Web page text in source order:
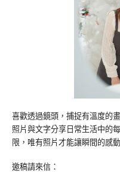
喜歡透過鏡頭，捕捉有溫度的
照片與文字分享日常生活中的
限，唯有照片才能讓瞬間的感
邀稿請來信：